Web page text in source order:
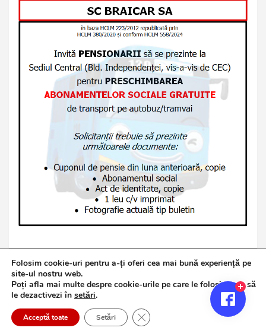
Copyright © 2026Jurnalul de Brăila
Politică de confidențialitate
Theme Horse
Proudly Powered by:WordPress
Folosim cookie-uri pentru a-ți oferi cea mai bună experiență pe
site-ul nostru web.
Poți afla mai multe despre cookie-urile pe care le folosim sau să
le dezactivezi în setări.
Acceptă toate Setări Close GDPR Cookie Banner